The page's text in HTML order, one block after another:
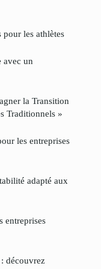
pour les athlètes
avec un
la Transition
Traditionnels »
les entreprises
adapté aux
entreprises
découvrez